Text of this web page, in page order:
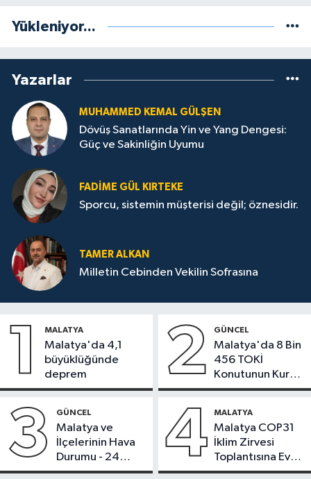
Yükleniyor...
Yazarlar
MUHAMMED KEMAL GÜLŞEN
Dövüş Sanatlarında Yin ve Yang Dengesi:
Güç ve Sakinliğin Uyumu
FADIME GÜL KIRTEKE
Sporcu, sistemin müşterisi değil; öznesidir.
TAMER ALKAN
Milletin Cebinden Vekilin Sofrasına
1 MALATYA
Malatya'da 4,1
büyüklüğünde
deprem
2 GÜNCEL
Malatya'da 8 Bin
456 TOKİ
Konutunun Kurası
Bugün Çekiliyor
3 GÜNCEL
Malatya ve
İlçelerinin Hava
Durumu - 24
Temmuz 2026
4 MALATYA
Malatya COP31
İklim Zirvesi
Toplantısına Ev
Sahipliği Yaptı